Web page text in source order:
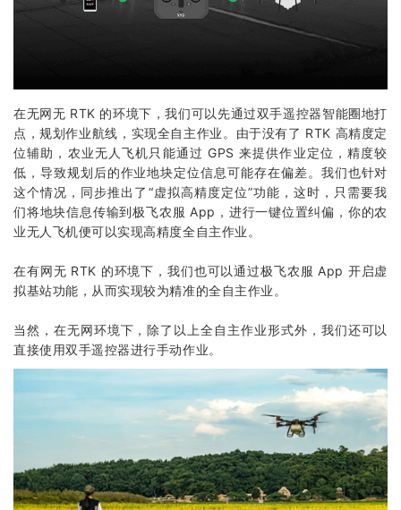
在无网无 RTK 的环境下，我们可以先通过双手遥控器智能圈地打
点，规划作业航线，实现全自主作业。由于没有了 RTK 高精度定
位辅助，农业无人飞机只能通过 GPS 来提供作业定位，精度较
低，导致规划后的作业地块定位信息可能存在偏差。我们也针对
这个情况，同步推出了“虚拟高精度定位”功能，这时，只需要我
们将地块信息传输到极飞农服 App，进行一键位置纠偏，你的农
业无人飞机便可以实现高精度全自主作业。
在有网无 RTK 的环境下，我们也可以通过极飞农服 App 开启虚
拟基站功能，从而实现较为精准的全自主作业。
当然，在无网环境下，除了以上全自主作业形式外，我们还可以
直接使用双手遥控器进行手动作业。